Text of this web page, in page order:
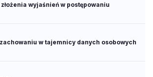
wyjaśnień w postępowaniu
w tajemnicy danych osobowych